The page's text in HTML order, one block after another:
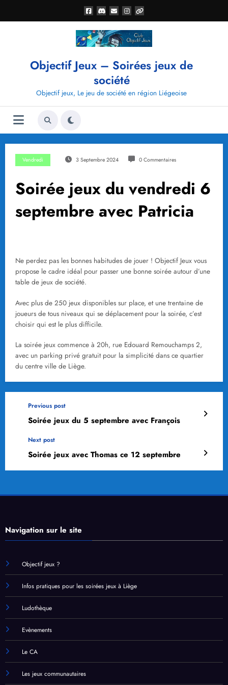
contenu
Objectif Jeux – Soirées jeux de
société
Objectif jeux, Le jeu de société en région Liégeoise
Vendredi 3 Septembre 2024 0 Commentaires
Soirée jeux du vendredi 6
septembre avec Patricia
Ne perdez pas les bonnes habitudes de jouer ! Objectif Jeux vous
propose le cadre idéal pour passer une bonne soirée autour d’une
table de jeux de société.
Avec plus de 250 jeux disponibles sur place, et une trentaine de
joueurs de tous niveaux qui se déplacement pour la soirée, c’est
choisir qui est le plus difficile.
La soirée jeux commence à 20h, rue Edouard Remouchamps 2,
avec un parking privé gratuit pour la simplicité dans ce quartier
du centre ville de Liège.
Previous post
Soirée jeux du 5 septembre avec François
Next post
Soirée jeux avec Thomas ce 12 septembre
Navigation sur le site
Objectif jeux ?
Infos pratiques pour les soirées jeux à Liège
Ludothèque
Evènements
Le CA
Les jeux communautaires